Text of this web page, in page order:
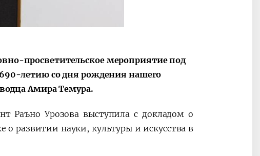
просветительское мероприятие под
летию со дня рождения нашего
Амира Темура.
Раъно Урозова выступила с докладом о
развитии науки, культуры и искусства в